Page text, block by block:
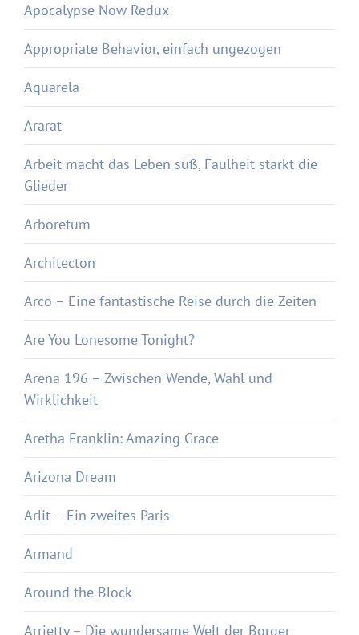
Apocalypse Now Redux
Appropriate Behavior, einfach ungezogen
Aquarela
Ararat
Arbeit macht das Leben süß, Faulheit stärkt die
Glieder
Arboretum
Architecton
Arco – Eine fantastische Reise durch die Zeiten
Are You Lonesome Tonight?
Arena 196 – Zwischen Wende, Wahl und
Wirklichkeit
Aretha Franklin: Amazing Grace
Arizona Dream
Arlit – Ein zweites Paris
Armand
Around the Block
Arrietty – Die wundersame Welt der Borger